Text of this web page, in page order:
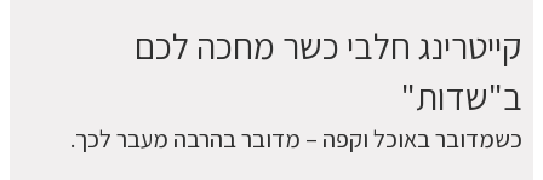
קייטרינג חלבי כשר מחכה לכם
ב"שדות"
כשמדובר באוכל וקפה – מדובר בהרבה מעבר לכך.